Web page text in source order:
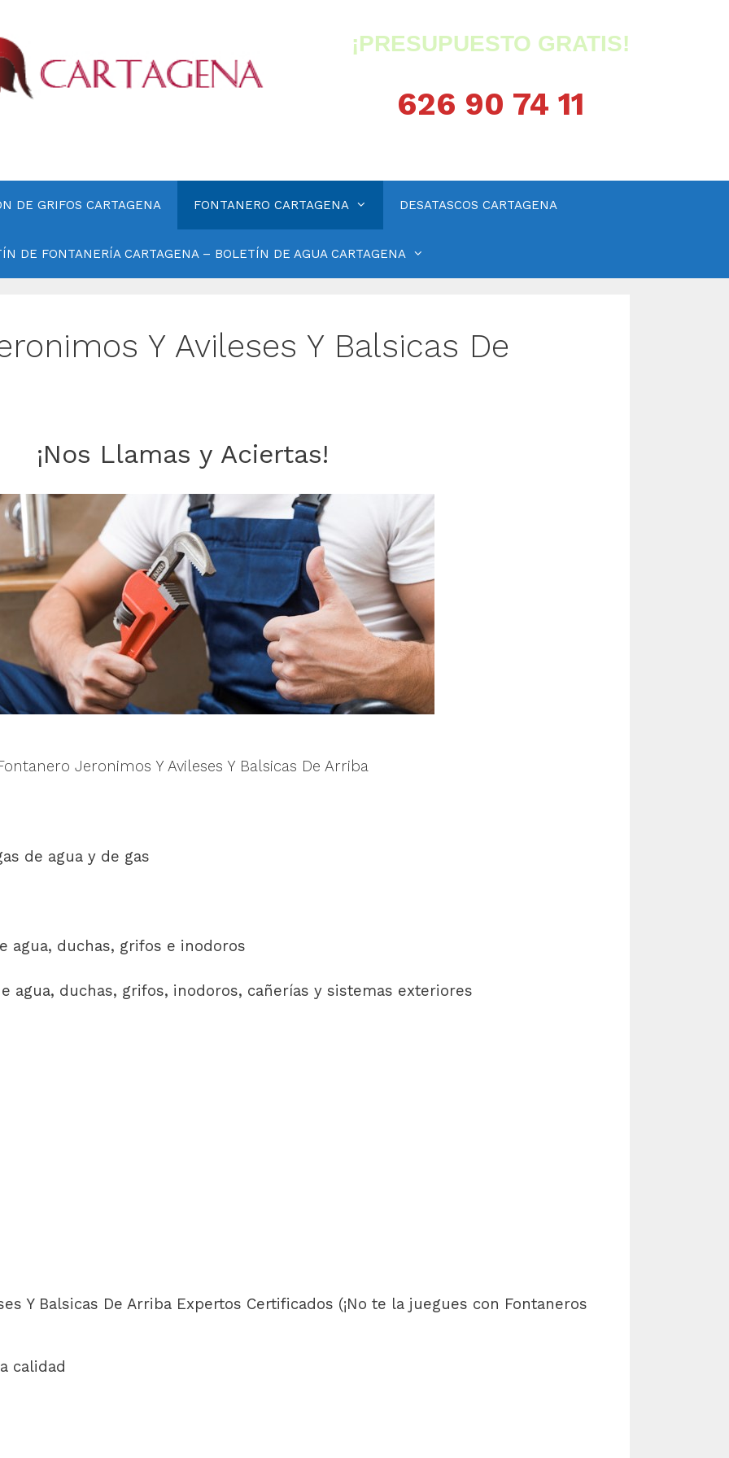
¡PRESUPUESTO GRATIS!
626 90 74 11
DE GRIFOS CARTAGENA FONTANERO CARTAGENA DESATASCOS CARTAGENA
DE FONTANERÍA CARTAGENA – BOLETÍN DE AGUA CARTAGENA
Y Avileses Y Balsicas De
¡Nos Llamas y Aciertas!
Jeronimos Y Avileses Y Balsicas De Arriba
de agua y de gas
agua, duchas, grifos e inodoros
agua, duchas, grifos, inodoros, cañerías y sistemas exteriores
Y Balsicas De Arriba Expertos Certificados (¡No te la juegues con Fontaneros
calidad